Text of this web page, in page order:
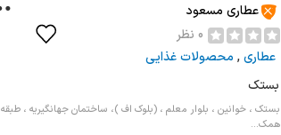
عطاری مسعود
0 نظر
عطاری, محصولات غذایی
بستک
بستک ، خوانین ، بلوار معلم ، (بلوک اف )، ساختمان جهانگیریه ، طبقه
همک...